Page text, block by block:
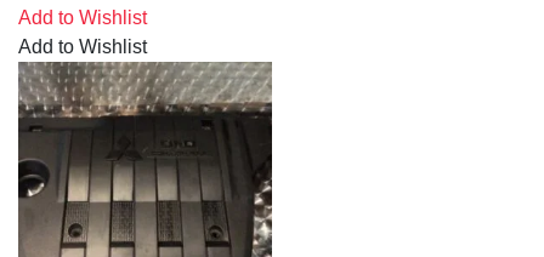
Add to Wishlist
Add to Wishlist